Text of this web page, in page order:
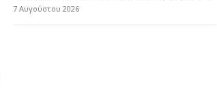
7 Αυγούστου 2026